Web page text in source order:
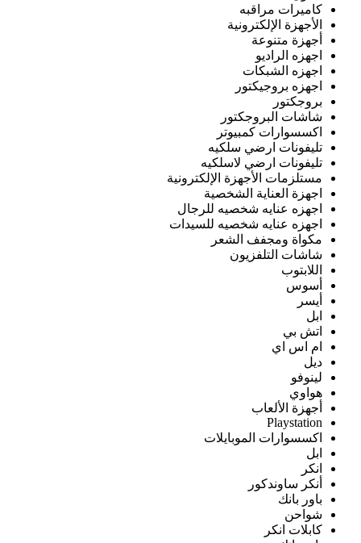
كاميرات مراقبه
الأجهزة الإلكترونية
أجهزة متنوعة
اجهزه الراديو
اجهزه الشبكات
اجهزه بروجيكتور
بروجكتور
شاشات البروجكتور
اكسسوارات كمبيوتر
تليفونات ارضي سلكيه
تليفونات ارضي لاسلكيه
مستلزمات الأجهزة الإلكترونية
اجهزة العناية الشخصية
اجهزه عنايه شخصيه للرجال
اجهزه عنايه شخصيه للسيدات
مكواة ومجفف الشعر
شاشات التلفزيون
اللابتوب
أسوس
أيسر
ابل
اتش بي
ام اس اي
ديل
لينوفو
هواوي
أجهزة الألعاب
Playstation
اكسسوارات الموبايلات
ابل
انكر
أنكر ساوندكور
باور بانك
شواحن
كابلات انكر